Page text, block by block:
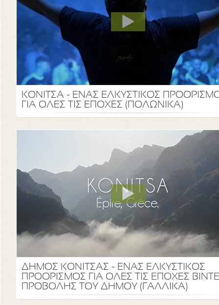
ΚΟΝΙΤΣΑ - ΕΝΑΣ ΕΛΚΥΣΤΙΚΟΣ
ΓΙΑ ΟΛΕΣ ΤΙΣ ΕΠΟΧΕΣ (ΠΟΛΩΝΙΚΑ)
ΔΗΜΟΣ ΚΟΝΙΤΣΑΣ - ΕΝΑΣ ΕΛΚΥΣΤΙΚΟΣ
ΠΡΟΟΡΙΣΜΟΣ ΓΙΑ ΟΛΕΣ ΤΙΣ ΕΠΟΧΕΣ
ΠΡΟΒΟΛΗΣ ΤΟΥ ΔΗΜΟΥ (ΓΑΛΛΙΚΑ)